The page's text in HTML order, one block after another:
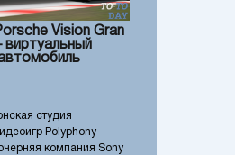
Vision Gran
виртуальный
студия
Polyphony
компания Sony